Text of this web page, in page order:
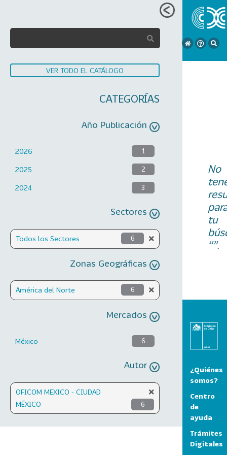
VER TODO EL CATÁLOGO
CATEGORÍAS
Año Publicación
2026 1
2025 2
2024 3
Sectores
Todos los Sectores 6
Zonas Geográficas
América del Norte 6
Mercados
México 6
Autor
OFICOM MEXICO - CIUDAD
MÉXICO
6
No
tu
“”.
¿Quiénes
somos?
Centro
de
ayuda
Trámites
Digitales